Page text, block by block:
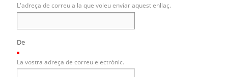
L'adreça de correu a la que voleu enviar aquest enllaç.
De
La vostra adreça de correu electrònic.